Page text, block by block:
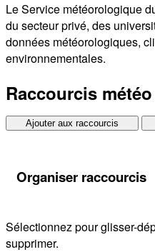
Le Service météorologique
du secteur privé, des
données météorologiques,
environnementales.
Raccourcis météo
Ajouter aux raccourcis
Organiser raccourcis
Sélectionnez pour glisser-
supprimer.